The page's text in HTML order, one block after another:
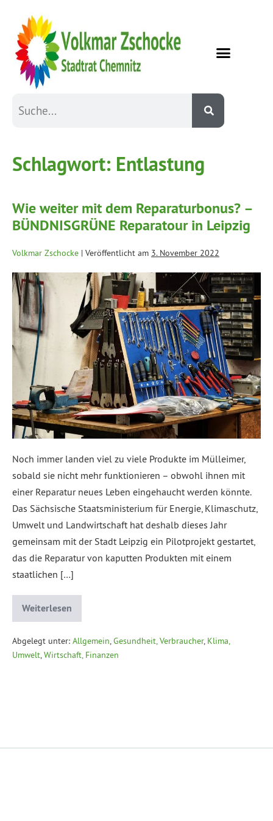
Schlagwort: Entlastung
Wie weiter mit dem Reparaturbonus? –
BÜNDNISGRÜNE Reparatour in Leipzig
Volkmar Zschocke | Veröffentlicht am 3. November 2022
Noch immer landen viel zu viele Produkte im Mülleimer,
sobald sie nicht mehr funktionieren – obwohl ihnen mit
einer Reparatur neues Leben eingehaucht werden könnte.
Das Sächsische Staatsministerium für Energie, Klimaschutz,
Umwelt und Landwirtschaft hat deshalb dieses Jahr
gemeinsam mit der Stadt Leipzig ein Pilotprojekt gestartet,
das die Reparatur von kaputten Produkten mit einem
staatlichen […]
Weiterlesen
Abgelegt unter: Allgemein,Gesundheit, Verbraucher, Klima,
Umwelt,Wirtschaft, Finanzen